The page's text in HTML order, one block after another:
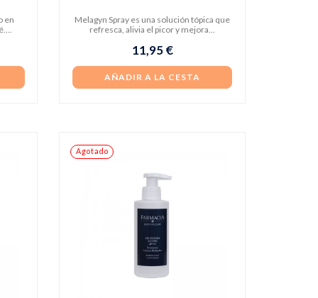
en
Melagyn Spray es una solución tópica que
refresca, alivia el picor y mejora...
11,95 €
AÑADIR A LA CESTA
Agotado